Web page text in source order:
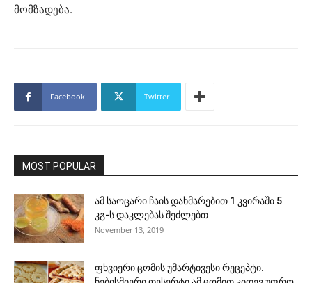
მომზადება.
Facebook Twitter
MOST POPULAR
ამ საოცარი ჩაის დახმარებით 1 კვირაში 5
კგ-ს დაკლებას შეძლებთ
November 13, 2019
ფხვიერი ცომის უმარტივესი რეცეპტი.